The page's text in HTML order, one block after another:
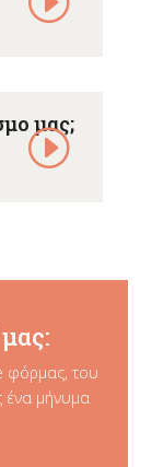
μας;
φόρμας, του
ένα μήνυμα